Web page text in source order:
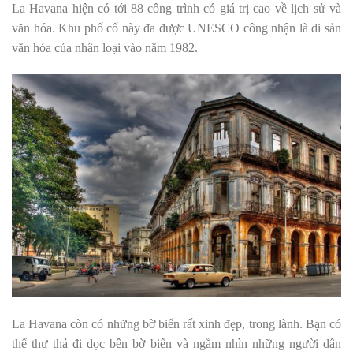
La Havana hiện có tới 88 công trình có giá trị cao về lịch sử và
văn hóa. Khu phố cổ này đa được UNESCO công nhận là di sản
văn hóa của nhân loại vào năm 1982.
La Havana còn có những bờ biển rất xinh đẹp, trong lành. Bạn có
thể thư thả đi dọc bên bờ biển và ngắm nhìn những người dân